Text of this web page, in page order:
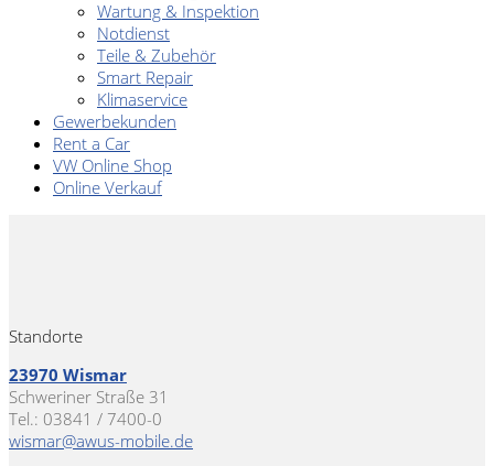
Wartung & Inspektion
Notdienst
Teile & Zubehör
Smart Repair
Klimaservice
Gewerbekunden
Rent a Car
VW Online Shop
Online Verkauf
Standorte
23970 Wismar
Schweriner Straße 31
Tel.: 03841 / 7400-0
wismar@awus-mobile.de